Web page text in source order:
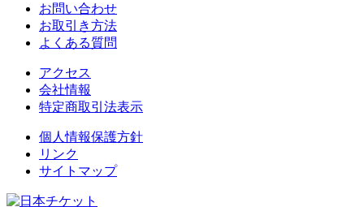
お問い合わせ
お取引き方法
よくある質問
アクセス
会社情報
特定商取引法表示
個人情報保護方針
リンク
サイトマップ